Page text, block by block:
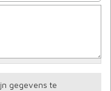
gegevens te